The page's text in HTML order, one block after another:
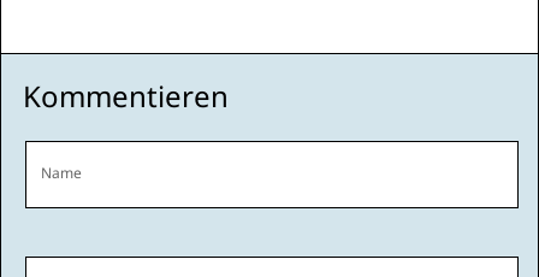
Kommentieren
Name